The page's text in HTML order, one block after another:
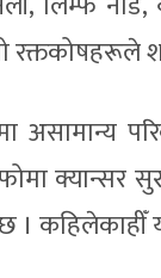
असामान्य
।